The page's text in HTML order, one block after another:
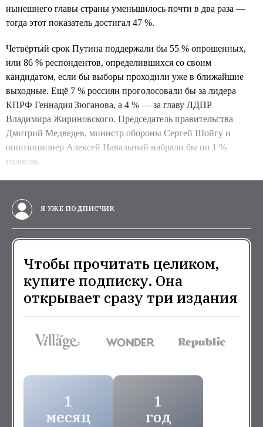
нынешнего главы страны уменьшилось почти в два раза —
тогда этот показатель достигал 47 %.
Четвёртый срок Путина поддержали бы 55 % опрошенных,
или 86 % респондентов, определившихся со своим
кандидатом, если бы выборы проходили уже в ближайшие
выходные. Ещё 7 % россиян проголосовали бы за лидера
КПРФ Геннадия Зюганова, а 4 % — за главу ЛДПР
Владимира Жириновского. Председатель правительства
Дмитрий Медведев, министр обороны Сергей Шойгу и
оппозиционер Алексей Навальный набрали бы по 1 %
голосов.
Я УЖЕ ПОДПИСЧИК
Чтобы прочитать целиком,
купите подписку. Она
открывает сразу три издания
1
месяц
1
год